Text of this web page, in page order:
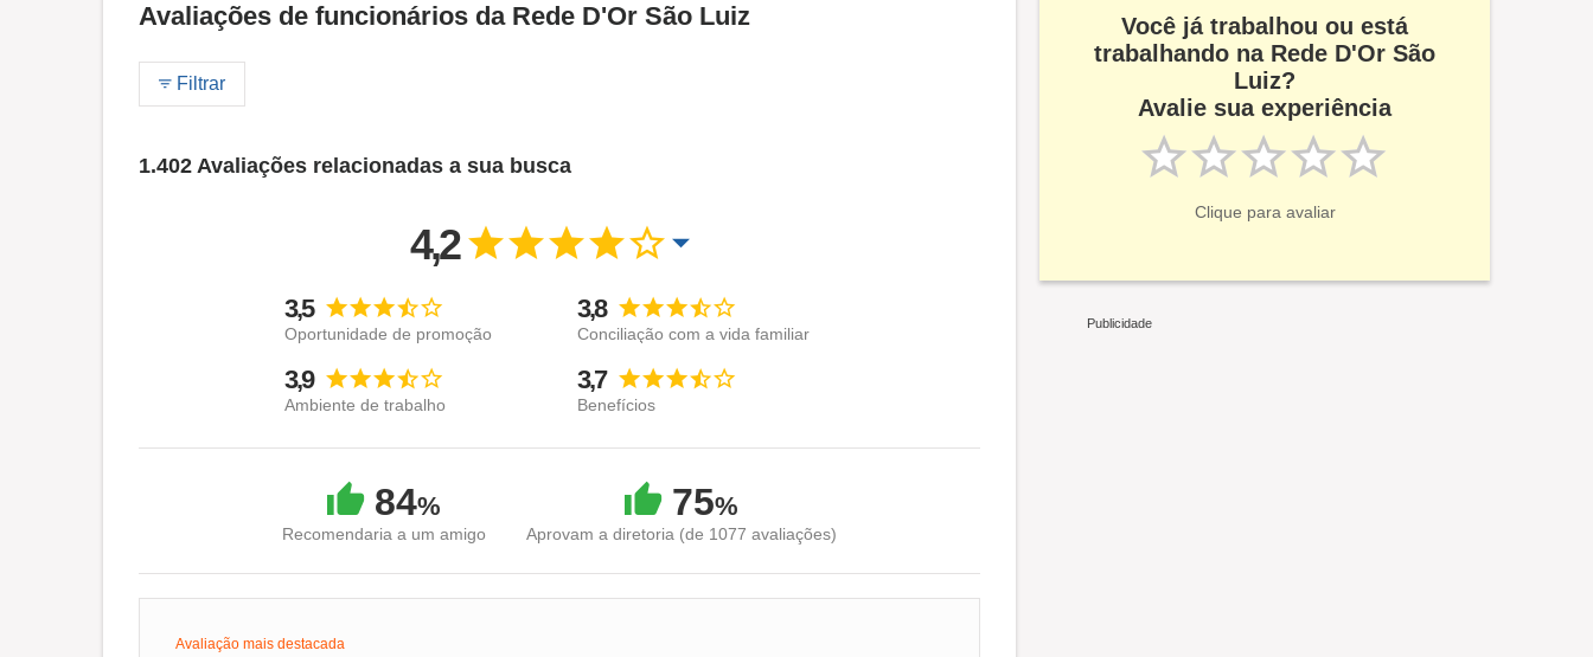
Avaliações de funcionários da Rede D'Or São Luiz
Filtrar
1.402 Avaliações relacionadas a sua busca
4,2
3,5
Oportunidade de promoção
3,8
Conciliação com a vida familiar
3,9
Ambiente de trabalho
3,7
Benefícios
84%
Recomendaria a um amigo
75%
Aprovam a diretoria (de 1077 avaliações)
Avaliação mais destacada
Você já trabalhou ou está
trabalhando na Rede D'Or São
Luiz?
Avalie sua experiência
Clique para avaliar